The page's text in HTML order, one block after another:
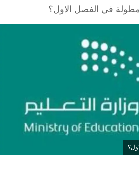
في الفصل الاول؟